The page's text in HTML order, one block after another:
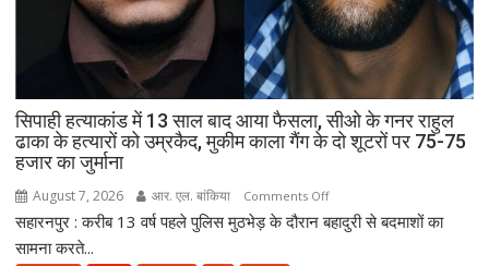
जुमे
की
नमाज,
पैदल
जाएं’
सिपाही हत्याकांड में 13 साल बाद आया फैसला, सीओ के गनर राहुल
ढाका के हत्यारों को उम्रकैद, मुकीम काला गैंग के दो शूटरों पर 75-75
हजार का जुर्माना
August 7, 2026 आर. एल. बांकिया Comments Offon
सिपाही
सहारनपुर : करीब 13 वर्ष पहले पुलिस मुठभेड़ के दौरान बहादुरी से बदमाशों का
सामना करते...